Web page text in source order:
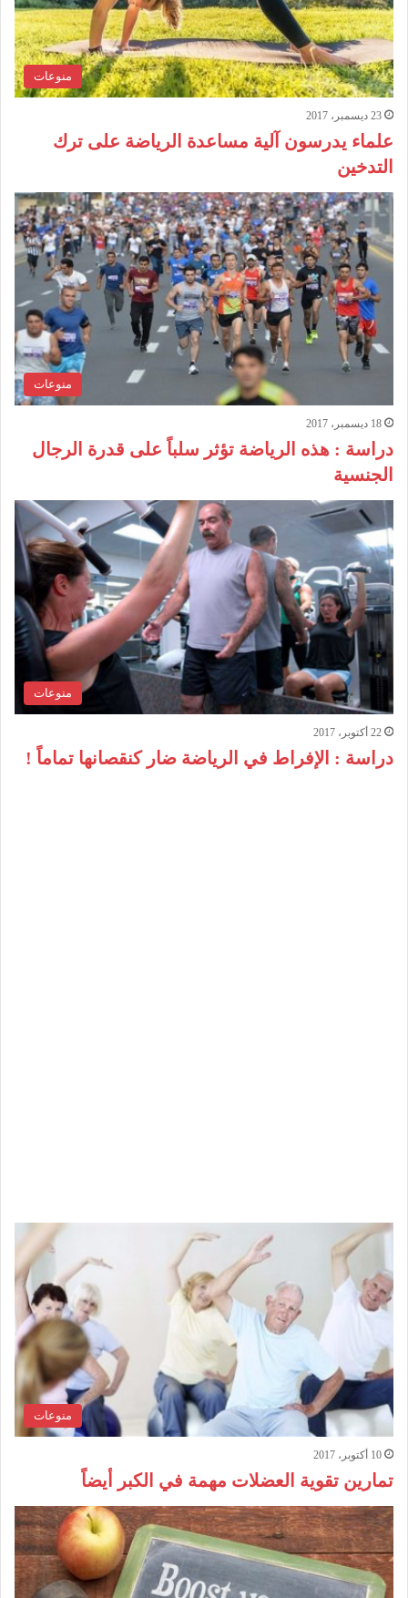
منوعات
23 ديسمبر، 2017
علماء يدرسون آلية مساعدة الرياضة على ترك
التدخين
منوعات
18 ديسمبر، 2017
دراسة : هذه الرياضة تؤثر سلباً على قدرة الرجال
الجنسية
منوعات
22 أكتوبر، 2017
دراسة : الإفراط في الرياضة ضار كنقصانها تماماً !
منوعات
10 أكتوبر، 2017
تمارين تقوية العضلات مهمة في الكبر أيضاً